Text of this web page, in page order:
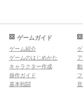
ゲームガイド
ゲーム紹介
ゲームのはじめかた
キャラクター作成
操作ガイド
基本戦闘